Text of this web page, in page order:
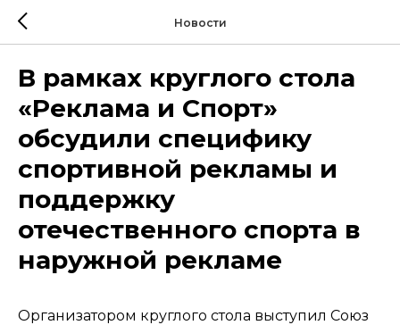
Новости
В рамках круглого стола
«Реклама и Спорт»
обсудили специфику
спортивной рекламы и
поддержку
отечественного спорта в
наружной рекламе
Организатором круглого стола выступил Союз